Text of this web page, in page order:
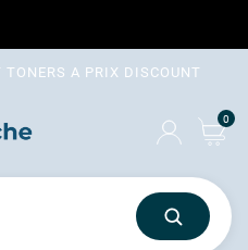
TONERS A PRIX DISCOUNT
0